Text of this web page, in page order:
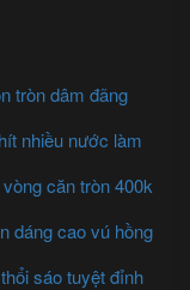
tròn dâm đãng
nhiều nước làm
căn tròn 400k
dáng cao vú hồng
sáo tuyệt đỉnh